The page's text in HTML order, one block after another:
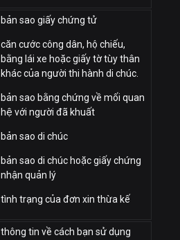
bản sao giấy chứng tử
căn cước công dân, hộ chiếu,
bằng lái xe hoặc giấy tờ tùy thân
khác của người thi hành di chúc.
bản sao bằng chứng về mối quan
hệ với người đã khuất
bản sao di chúc
bản sao di chúc hoặc giấy chứng
nhận quản lý
tình trạng của đơn xin thừa kế
thông tin về cách bạn sử dụng